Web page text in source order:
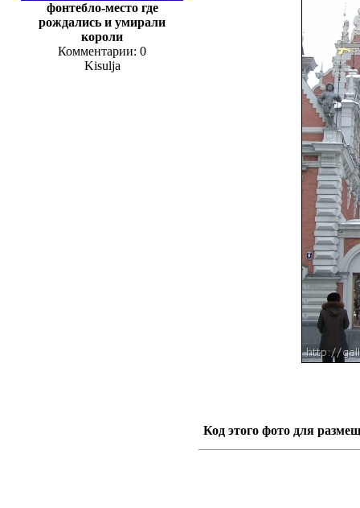
фонтебло-место где
рождались и умирали
короли
Комментарии: 0
Kisulja
Код этого фото для